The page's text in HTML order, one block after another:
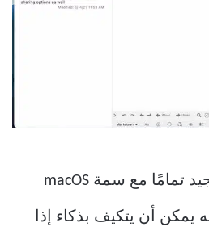
يعمل التطبيق بشكل جيد تمامًا مع سمة macOS
يمكن أن يتكيف بذكاء إذا